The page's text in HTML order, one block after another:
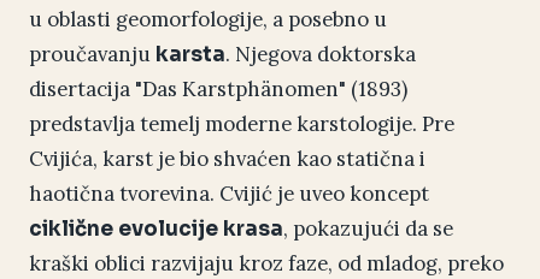
u oblasti geomorfologije, a posebno u
proučavanju karsta. Njegova doktorska
disertacija "Das Karstphänomen" (1893)
predstavlja temelj moderne karstologije. Pre
Cvijića, karst je bio shvaćen kao statična i
haotična tvorevina. Cvijić je uveo koncept
ciklične evolucije krasa, pokazujući da se
kraški oblici razvijaju kroz faze, od mladog, preko